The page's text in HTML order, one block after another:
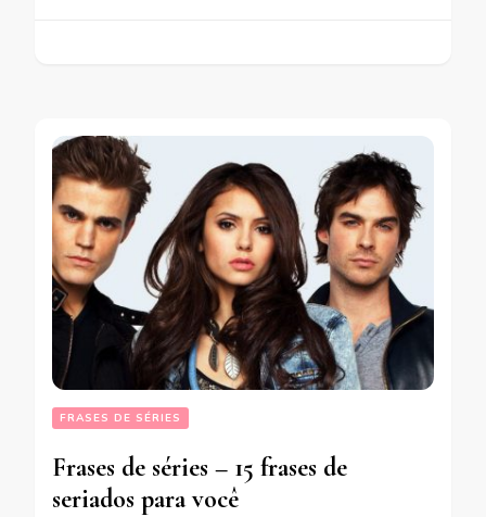
FRASES DE SÉRIES
Frases de séries – 15 frases de
seriados para você